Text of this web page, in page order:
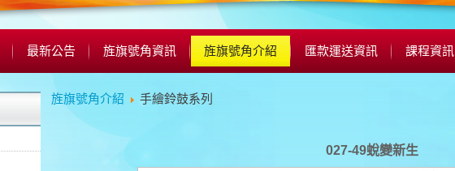
最新公告 旌旗號角資訊 旌旗號角介紹 匯款運送資訊 課程資訊
旌旗號角介紹 手繪鈴鼓系列
027-49蛻變新生